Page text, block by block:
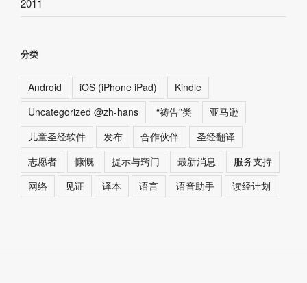
2011
分类
Android iOS (iPhone iPad)
Kindle
Uncategorized @zh-hans
“祷告”类
亚马逊
儿童圣经软件
发布 合作伙伴
圣经翻译
志愿者
慷慨 提示与窍门 最新消息
服务支持
网络
见证 译本 语言 语音助手 读经计划